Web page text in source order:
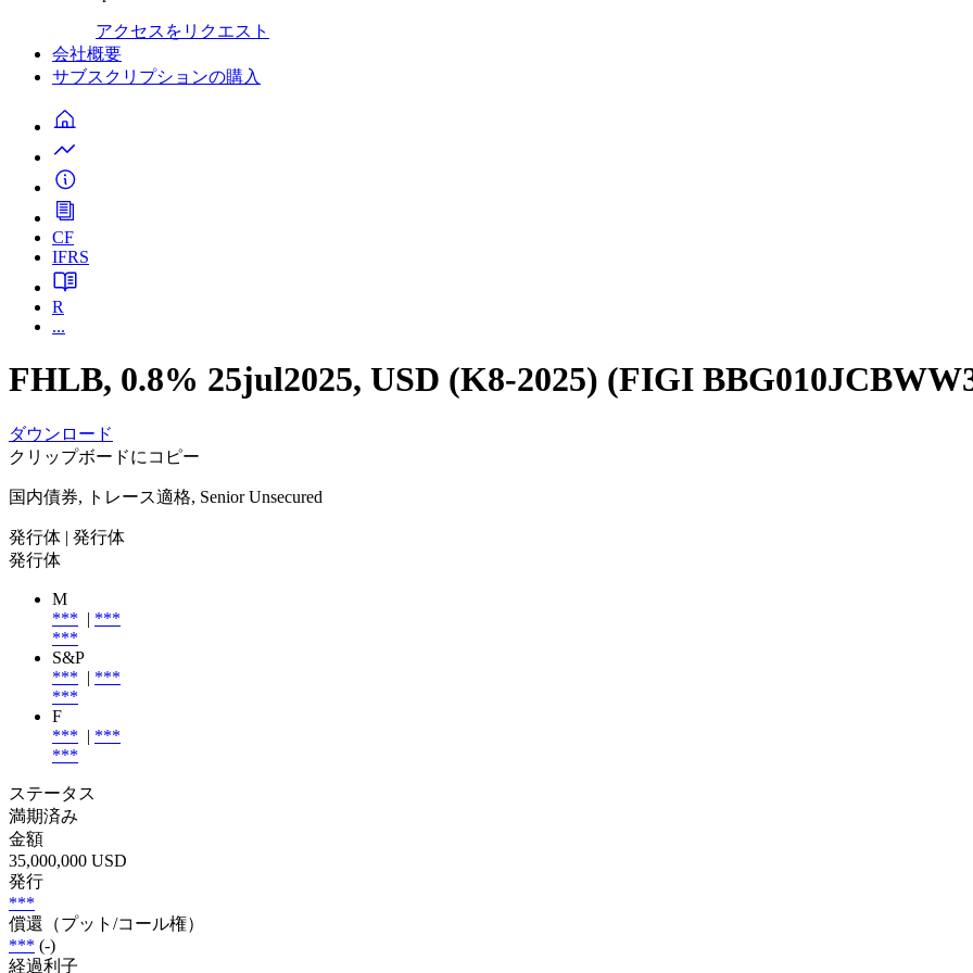
アクセスをリクエスト
会社概要
サブスクリプションの購入
CF
IFRS
R
...
FHLB, 0.8% 25jul2025, USD (K8-2025) (FIGI
ダウンロード
クリップボードにコピー
国内債券, トレース適格, Senior Unsecured
発行体 | 発行体
発行体
M
*** | ***
***
S&P
*** | ***
***
F
*** | ***
***
ステータス
満期済み
金額
35,000,000 USD
発行
***
償還（プット/コール権）
*** (-)
経過利子